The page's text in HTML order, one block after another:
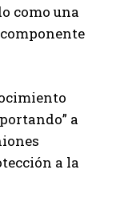
como una
a
a la